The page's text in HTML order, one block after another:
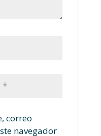
correo
navegador